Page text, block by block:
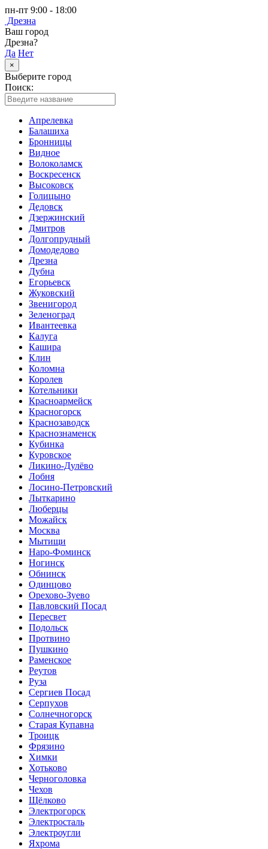
пн-пт 9:00 - 18:00
Дрезна
Ваш город
Дрезна?
Да Нет
×
Выберите город
Поиск:
Апрелевка
Балашиха
Бронницы
Видное
Волоколамск
Воскресенск
Высоковск
Голицыно
Дедовск
Дзержинский
Дмитров
Долгопрудный
Домодедово
Дрезна
Дубна
Егорьевск
Жуковский
Звенигород
Зеленоград
Ивантеевка
Калуга
Кашира
Клин
Коломна
Королев
Котельники
Красноармейск
Красногорск
Краснозаводск
Краснознаменск
Кубинка
Куровское
Ликино-Дулёво
Лобня
Лосино-Петровский
Лыткарино
Люберцы
Можайск
Москва
Мытищи
Наро-Фоминск
Ногинск
Обнинск
Одинцово
Орехово-Зуево
Павловский Посад
Пересвет
Подольск
Протвино
Пушкино
Раменское
Реутов
Руза
Сергиев Посад
Серпухов
Солнечногорск
Старая Купавна
Троицк
Фрязино
Химки
Хотьково
Черноголовка
Чехов
Щёлково
Электрогорск
Электросталь
Электроугли
Яхрома